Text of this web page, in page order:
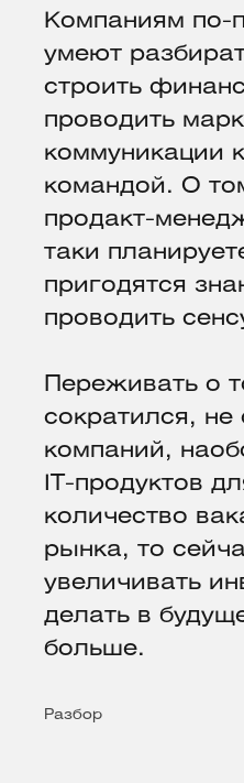
Компаниям по-
умеют
строить
проводить
коммуникации
командой. О
продакт-
таки
пригодятся
проводить
Переживать о
сократился, не
компаний,
IT-продуктов
количество
рынка, то
увеличивать
делать в
больше.
Разбор